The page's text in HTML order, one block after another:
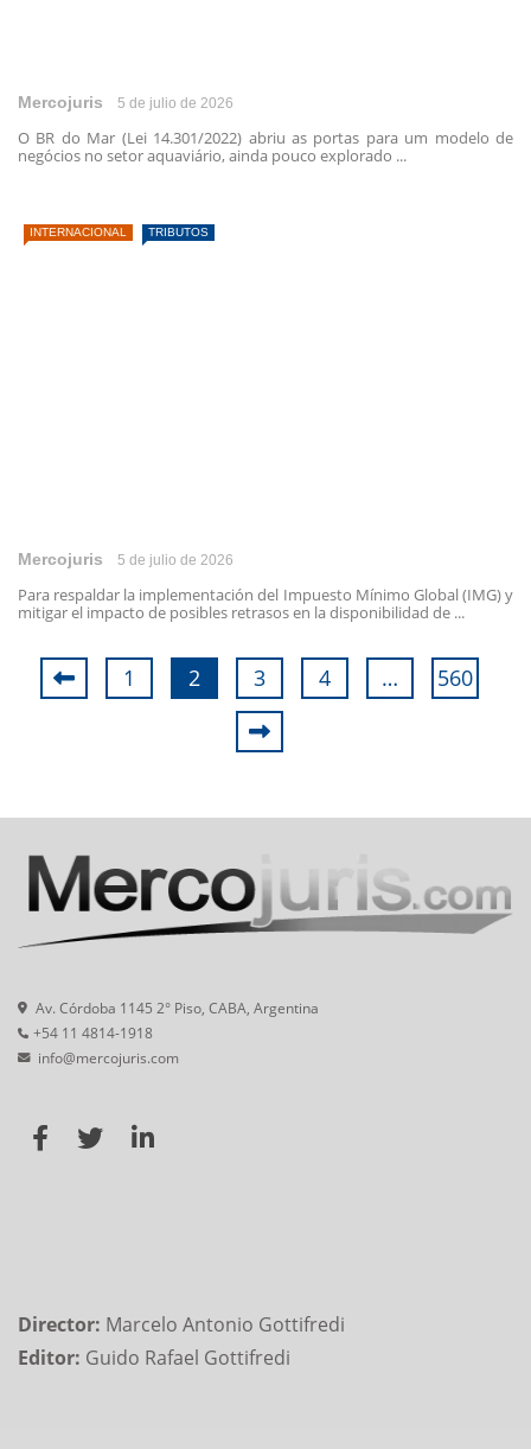
Mercojuris 5 de julio de 2026
O BR do Mar (Lei 14.301/2022) abriu as portas para um modelo de
negócios no setor aquaviário, ainda pouco explorado ...
INTERNACIONAL TRIBUTOS
Mercojuris 5 de julio de 2026
Para respaldar la implementación del Impuesto Mínimo Global (IMG) y
mitigar el impacto de posibles retrasos en la disponibilidad de ...
1 2 3 4 … 560
Av. Córdoba 1145 2° Piso, CABA, Argentina
+54 11 4814-1918
info@mercojuris.com
Director: Marcelo Antonio Gottifredi
Editor: Guido Rafael Gottifredi